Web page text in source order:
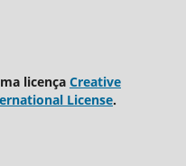
licença Creative
License.